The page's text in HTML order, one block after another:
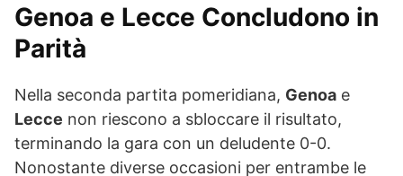
Genoa e Lecce Concludono in
Parità
Nella seconda partita pomeridiana, Genoa e
Lecce non riescono a sbloccare il risultato,
terminando la gara con un deludente 0-0.
Nonostante diverse occasioni per entrambe le